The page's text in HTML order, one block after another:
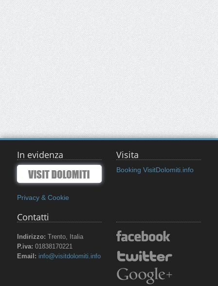
In evidenza
Privacy & Cookie
Visita
Booking VisitDolomiti.info
Contatti
Indirizzo: Trento, Italia
P.iva: 01838170221
Email: info@visitdolomiti.info